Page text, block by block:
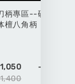
柄專區--硬木一
檀八角柄
-